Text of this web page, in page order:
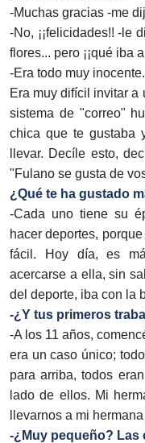
-Muchas gracias -me
-No, ¡¡felicidades!! -le
flores... pero ¡¡qué iba
-Era todo muy
Era muy difícil invitar a
sistema de "correo"
chica que te gustaba
llevar. Decíle esto,
"Fulano se gusta de
¿Qué te ha gustado
-Cada uno tiene su
hacer deportes,
fácil. Hoy día, es
acercarse a ella, sin
del deporte, iba con la
-¿Y tus primeros
-A los 11 años,
era un caso único;
para arriba, todos
lado de ellos. Mi
llevarnos a mi
-¿Muy pequeño? Las